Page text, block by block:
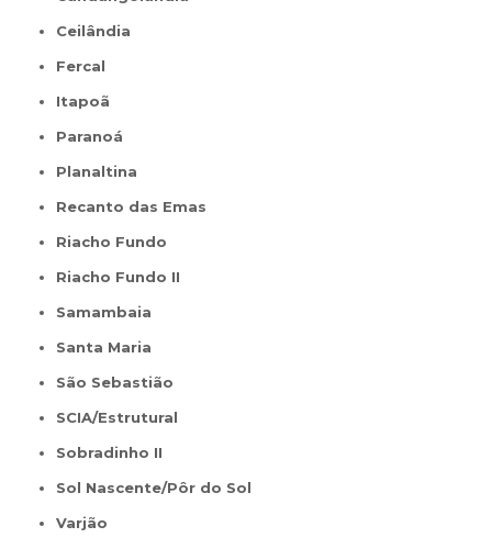
Ceilândia
Fercal
Itapoã
Paranoá
Planaltina
Recanto das Emas
Riacho Fundo
Riacho Fundo II
Samambaia
Santa Maria
São Sebastião
SCIA/Estrutural
Sobradinho II
Sol Nascente/Pôr do Sol
Varjão